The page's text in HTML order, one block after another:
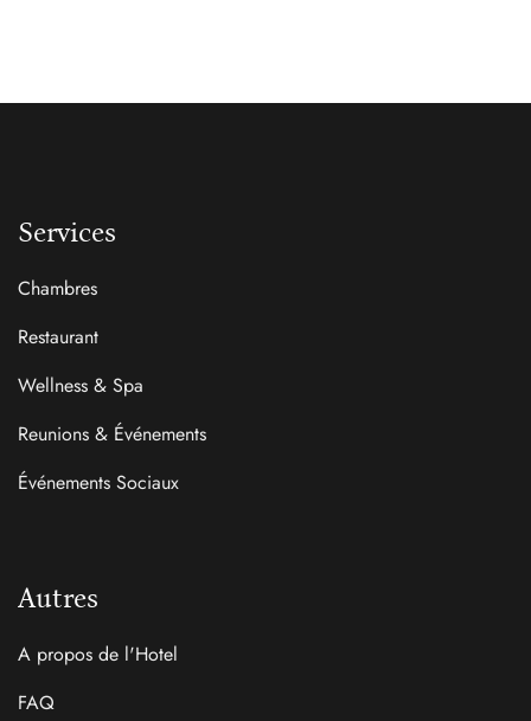
Services
Chambres
Restaurant
Wellness & Spa
Reunions & Événements
Événements Sociaux
Autres
A propos de l'Hotel
FAQ